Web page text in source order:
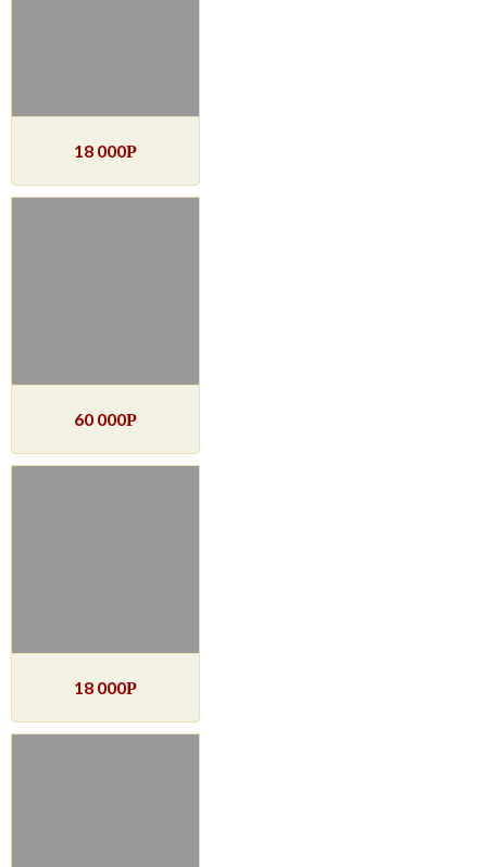
18 000Р
60 000Р
18 000Р